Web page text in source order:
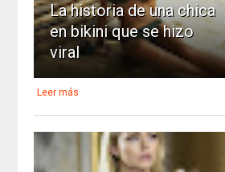
La historia de una chica
en bikini que se hizo
viral
Leer más